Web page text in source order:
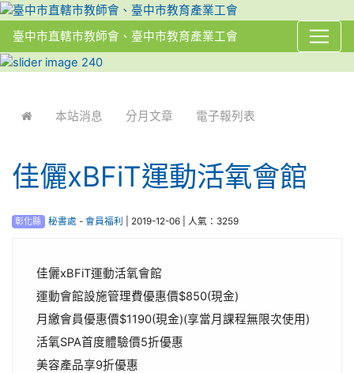
臺中市直轄市教師會、臺中市教育產業工會
本站消息 分月文章 電子報列表
佳儷xBFiT運動活氧會館
彰化縣 秘書處 - 會員福利 | 2019-12-06 | 人氣：3259
佳儷xBFiT運動活氧會館
運動會館設施管理費優惠價$850(現金)
月繳會員優惠價$1190(現金)(享當月課程無限次使用)
活氧SPA首度體驗價5折優惠
美容產品享9折優惠